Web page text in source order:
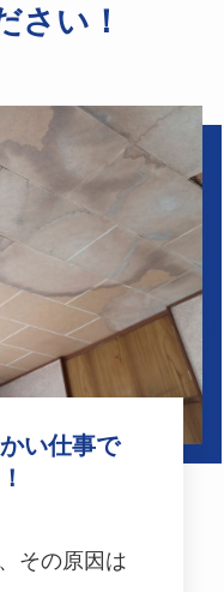
さい！
い仕事で
その原因は